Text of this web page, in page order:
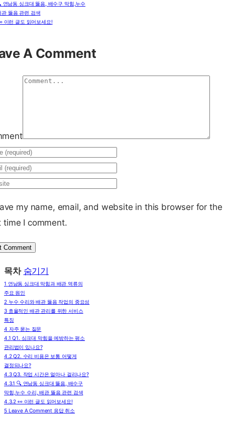
연남동 싱크대 뚫음, 배수구 막힘,누수
관 뚫음 관련 검색
이런 글도 읽어보세요!
A Comment
my name, email, and website in this browser for the
time I comment.
목차 숨기기
1 연남동 싱크대 막힘과 배관 역류의
주요 원인
2 누수 수리와 배관 뚫음 작업의 중요성
3 효율적인 배관 관리를 위한 서비스
특징
4 자주 묻는 질문
4.1 Q1. 싱크대 막힘을 예방하는 평소
관리법이 있나요?
4.2 Q2. 수리 비용은 보통 어떻게
결정되나요?
4.3 Q3. 작업 시간은 얼마나 걸리나요?
4.3.1 🔍 연남동 싱크대 뚫음, 배수구
막힘,누수 수리, 배관 뚫음 관련 검색
4.3.2 👀 이런 글도 읽어보세요!
5 Leave A Comment 응답 취소